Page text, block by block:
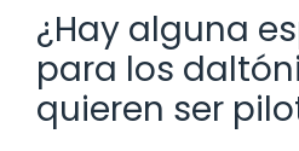
¿Hay alguna
para los
quieren ser